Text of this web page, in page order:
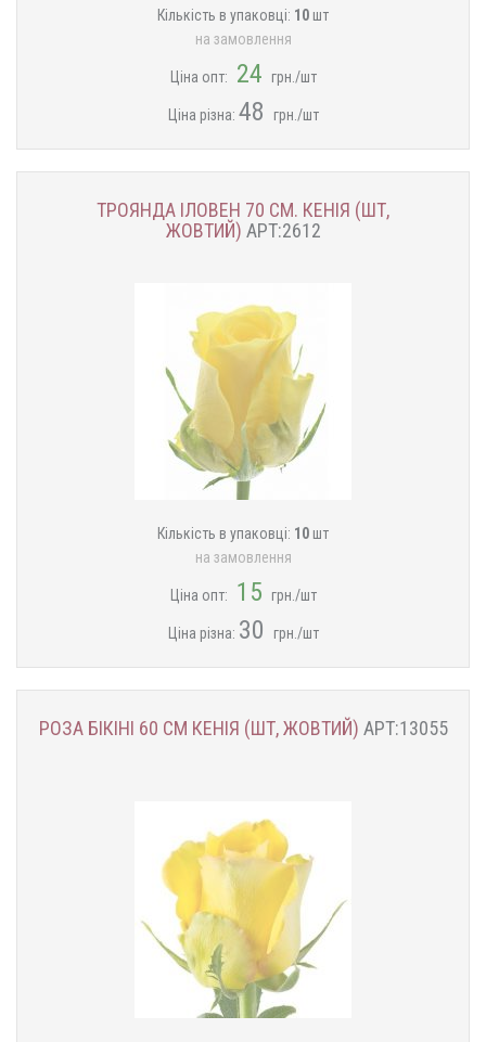
Кількість в упаковці: 10 шт
на замовлення
Ціна опт: 24 грн./шт
Ціна різна: 48 грн./шт
ТРОЯНДА ІЛОВЕН 70 СМ. КЕНІЯ (ШТ,
ЖОВТИЙ) АРТ:2612
Кількість в упаковці: 10 шт
на замовлення
Ціна опт: 15 грн./шт
Ціна різна: 30 грн./шт
РОЗА БІКІНІ 60 СМ КЕНІЯ (ШТ, ЖОВТИЙ) АРТ:13055